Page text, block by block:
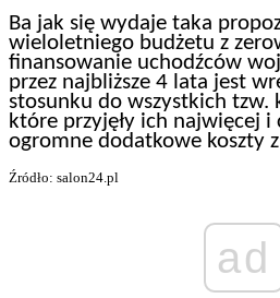
Ba jak się wydaje taka
wieloletniego budżetu z
finansowanie uchodźców
przez najbliższe 4 lata jest
stosunku do wszystkich
które przyjęły ich najwięcej i
ogromne dodatkowe koszty
Źródło: salon24.pl
ad